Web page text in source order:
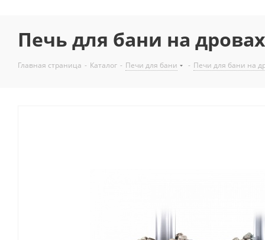
Печь для бани на
Главная страница - Каталог - Печи для бани - Печи для бани на